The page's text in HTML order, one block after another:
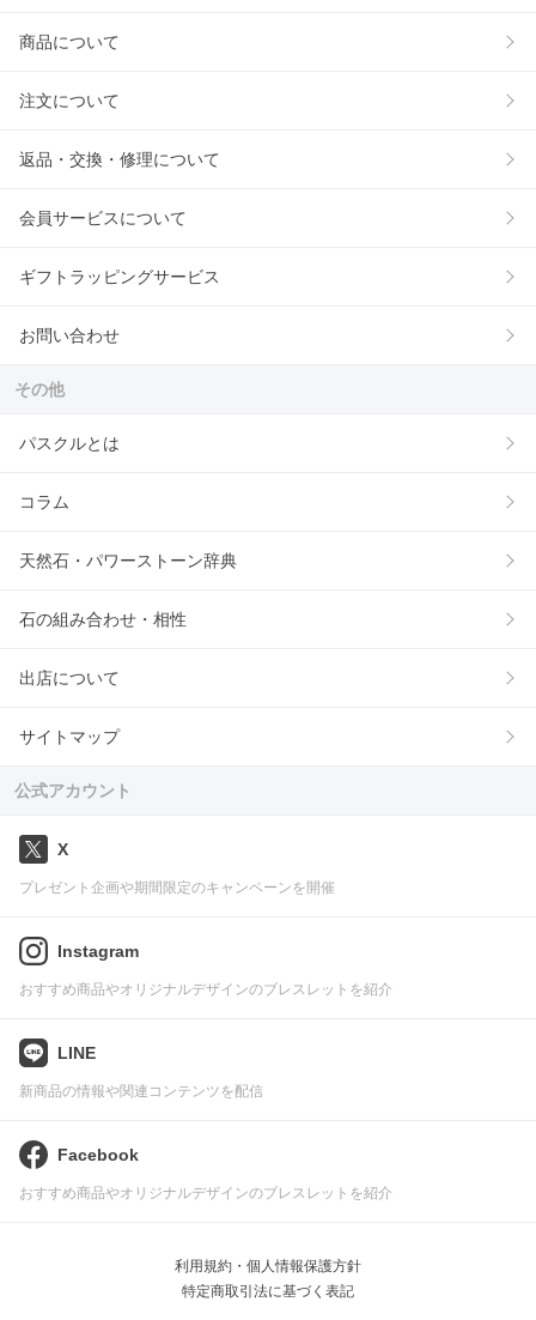
商品について
注文について
返品・交換・修理について
会員サービスについて
ギフトラッピングサービス
お問い合わせ
その他
パスクルとは
コラム
天然石・パワーストーン辞典
石の組み合わせ・相性
出店について
サイトマップ
公式アカウント
X
プレゼント企画や期間限定のキャンペーンを開催
Instagram
おすすめ商品やオリジナルデザインのブレスレットを紹介
LINE
新商品の情報や関連コンテンツを配信
Facebook
おすすめ商品やオリジナルデザインのブレスレットを紹介
利用規約・個人情報保護方針
特定商取引法に基づく表記